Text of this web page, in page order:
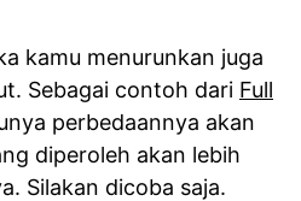
kamu menurunkan juga
Sebagai contoh dari Full
perbedaannya akan
diperoleh akan lebih
Silakan dicoba saja.